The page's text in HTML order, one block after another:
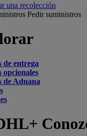
una recolección
Pedir suministros
de entrega
opcionales
de Aduana